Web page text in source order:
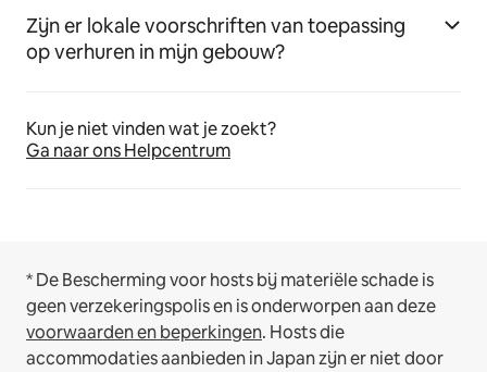
Zijn er lokale voorschriften van toepassing
op verhuren in mijn gebouw?
Kun je niet vinden wat je zoekt?
Ga naar ons Helpcentrum
* De Bescherming voor hosts bij materiële schade is
geen verzekeringspolis en is onderworpen aan deze
voorwaarden en beperkingen. Hosts die
accommodaties aanbieden in Japan zijn er niet door